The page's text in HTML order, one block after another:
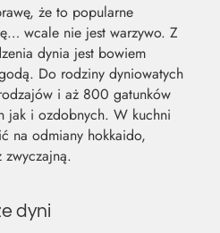
NATURY
że to popularne
wcale nie jest warzywo. Z
dynia jest bowiem
Do rodziny dyniowatych
i aż 800 gatunków
jak i ozdobnych. W kuchni
na odmiany hokkaido,
dyni